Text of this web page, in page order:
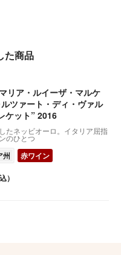
た商品
リア・ルイーザ・マルケ
ツァート・ディ・ヴァル
ケット” 2016
たネッビオーロ。イタリア屈指
のひとつ
州 赤ワイン
）